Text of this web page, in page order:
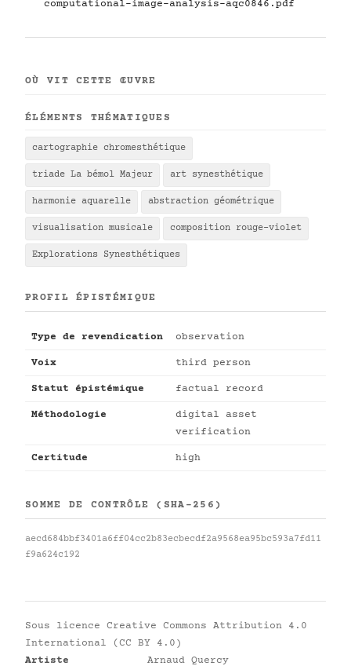
computational-image-analysis-aqc0846.pdf
OÙ VIT CETTE ŒUVRE
ÉLÉMENTS THÉMATIQUES
cartographie chromesthétique
triade La bémol Majeur art synesthétique
harmonie aquarelle abstraction géométrique
visualisation musicale composition rouge-violet
Explorations Synesthétiques
PROFIL ÉPISTÉMIQUE
Type de revendication observation
Voix third person
Statut épistémique factual record
Méthodologie
digital asset
verification
Certitude high
SOMME DE CONTRÔLE (SHA-256)
aecd684bbf3401a6ff04cc2b83ecbecdf2a9568ea95bc593a7fd11
f9a624c192
Sous licence Creative Commons Attribution 4.0
International (CC BY 4.0)
Artiste
Arnaud Quercy